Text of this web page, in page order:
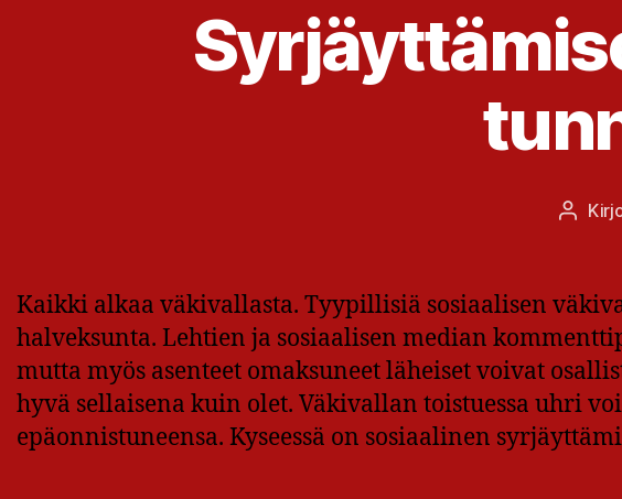
Kaikki alkaa väkivallasta. Tyypillisiä sosiaalisen
halveksunta. Lehtien ja sosiaalisen median
mutta myös asenteet omaksuneet läheiset voivat
hyvä sellaisena kuin olet. Väkivallan toistuessa uhri
epäonnistuneensa. Kyseessä on sosiaalinen